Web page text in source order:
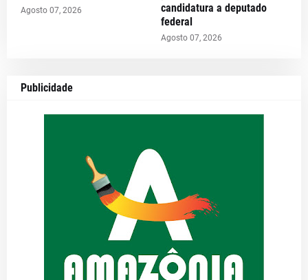
Agosto 07, 2026
candidatura a deputado
federal
Agosto 07, 2026
Publicidade